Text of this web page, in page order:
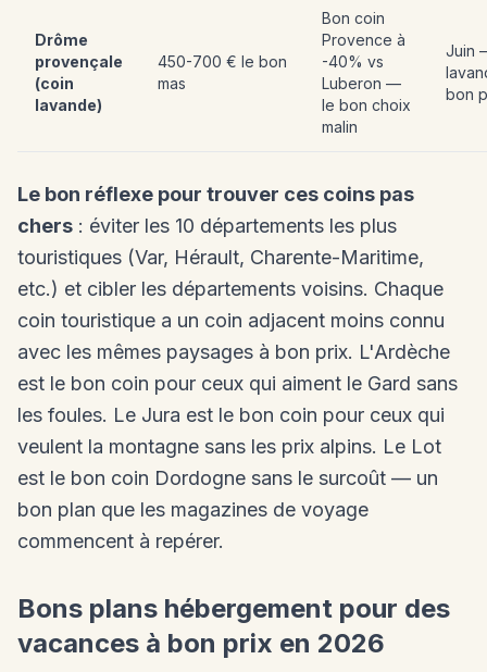
Drôme
provençale
(coin
lavande)
450-700 € le bon
mas
Bon coin
Provence à
-40% vs
Luberon —
le bon choix
malin
Juin
bon
Le bon réflexe pour trouver ces coins pas
chers : éviter les 10 départements les plus
touristiques (Var, Hérault, Charente-Maritime,
etc.) et cibler les départements voisins. Chaque
coin touristique a un coin adjacent moins connu
avec les mêmes paysages à bon prix. L'Ardèche
est le bon coin pour ceux qui aiment le Gard sans
les foules. Le Jura est le bon coin pour ceux qui
veulent la montagne sans les prix alpins. Le Lot
est le bon coin Dordogne sans le surcoût — un
bon plan que les magazines de voyage
commencent à repérer.
Bons plans hébergement pour des
vacances à bon prix en 2026